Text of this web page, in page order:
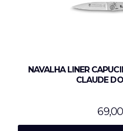
NAVALHA LINER
CLAUDE
69,00